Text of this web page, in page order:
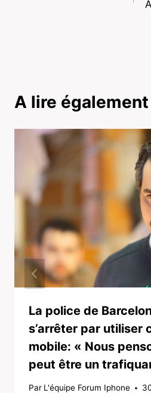
A lire également
La police de
s’arrêter par utiliser
mobile: « Nous
peut être un
Par L'équipe Forum Iphone